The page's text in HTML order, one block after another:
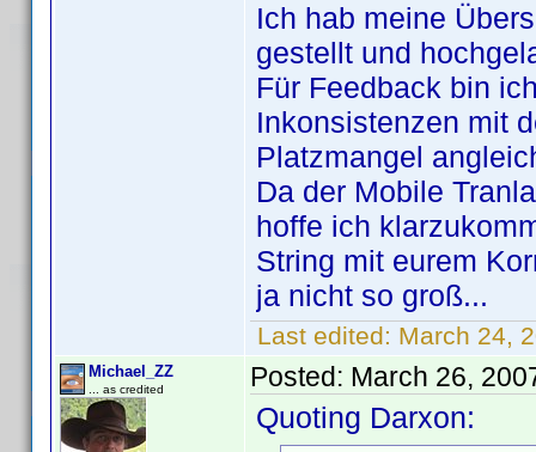
Ich hab meine
gestellt und
Für Feedback bin
Inkonsistenzen mit
Platzmangel
Da der Mobile
hoffe ich
String mit eurem
ja nicht so groß...
Last edited: March 24,
Michael_ZZ
... as credited Posted: March 26,
Quoting Darxon: